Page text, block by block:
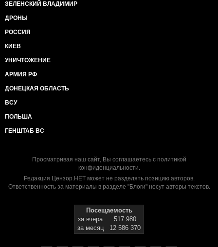
ЗЕЛЕНСКИЙ ВЛАДИМИР
ДРОНЫ
РОССИЯ
КИЕВ
УНИЧТОЖЕНИЕ
АРМИЯ РФ
ДОНЕЦКАЯ ОБЛАСТЬ
ВСУ
ПОЛЬША
ГЕНШТАБ ВС
Просматривая наш сайт, Вы соглашаетесь с политикой
конфиденциальности.
Редакция Цензор.НЕТ может не разделять позицию авторов.
Ответственность за материалы в разделе "Блоги" несут авторы текстов.
Посещаемость
за вчера
517 980
за месяц
12 586 370